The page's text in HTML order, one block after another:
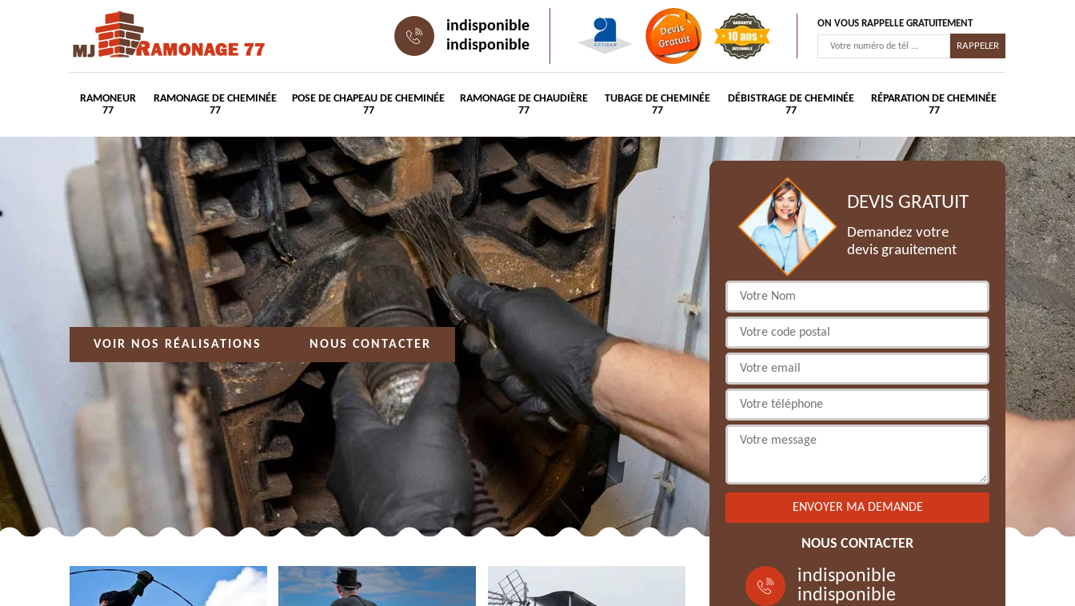
indisponible
indisponible
ON VOUS RAPPELLE GRATUITEMENT
RAMONEUR
77
RAMONAGE DE CHEMINÉE
77
POSE DE CHAPEAU DE CHEMINÉE
77
RAMONAGE DE CHAUDIÈRE
77
TUBAGE DE CHEMINÉE
77
DÉBISTRAGE DE CHEMINÉE
77
RÉPARATION DE CHEMINÉE
77
VOIR NOS RÉALISATIONS NOUS CONTACTER
DEVIS GRATUIT
Demandez votre
devis grauitement
NOUS CONTACTER
indisponible
indisponible